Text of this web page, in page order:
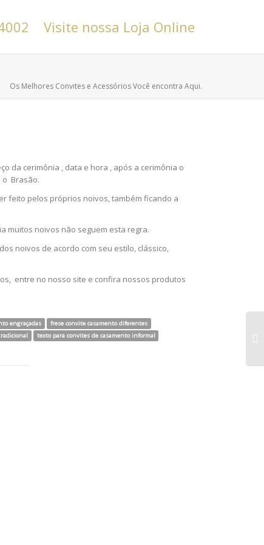
Visite nossa Loja Online
Os Melhores Convites e Acessórios Você encontra Aqui.
da cerimônia , data e hora , após a cerimônia o
o Brasão.
feito pelos próprios noivos, também ficando a
muitos noivos não seguem esta regra.
noivos de acordo com seu estilo, clássico,
entre no nosso site e confira nossos produtos
engraçadas
frese convite casamento diferentes
texto para convites de casamento informal